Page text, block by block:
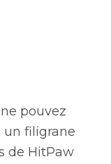
pouvez
un filigrane
de HitPaw